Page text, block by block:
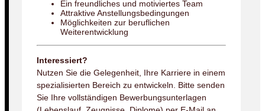
Ein freundliches und motiviertes Team
Attraktive Anstellungsbedingungen
Möglichkeiten zur beruflichen
Weiterentwicklung
Interessiert?
Nutzen Sie die Gelegenheit, Ihre Karriere in einem
spezialisierten Bereich zu entwickeln. Bitte senden
Sie Ihre vollständigen Bewerbungsunterlagen